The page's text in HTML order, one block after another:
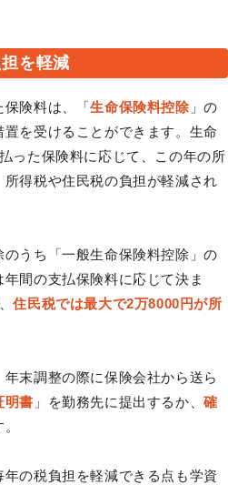
を軽減
保険料は、「生命保険料控除 」の
を受けることができます。生命
った保険料に応じて、この年の所
得税や住民税の負担が軽減され
うち「一般生命保険料控除」の
間の支払保険料に応じて決ま
、住民税では最大で2万8000円が所
末調整の際に保険会社から送ら
明書 」を勤務先に提出するか、確
の税負担を軽減できる点も学資